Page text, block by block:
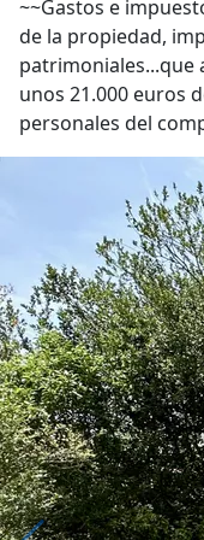
~~Gastos e
de la propiedad,
patrimoniales...que
unos 21.000 euros
personales del